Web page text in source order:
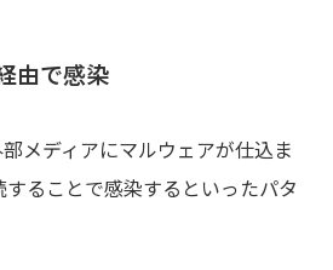
由で感染
メディアにマルウェアが仕込ま
ることで感染するといったパタ